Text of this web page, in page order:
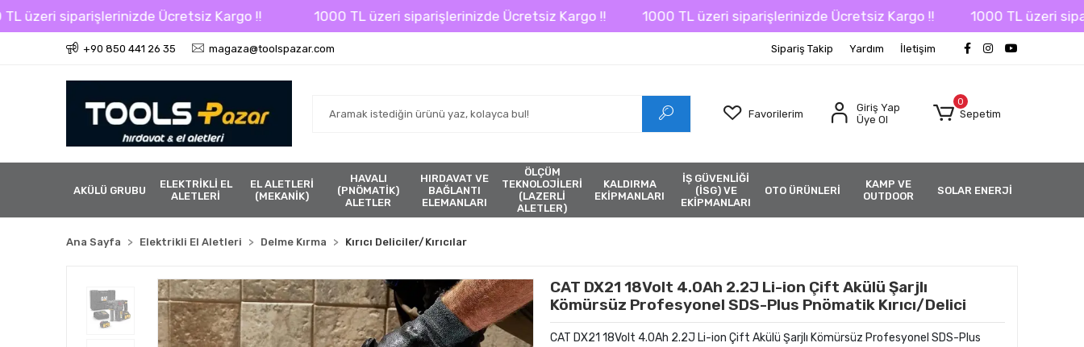
Ücretsiz Kargo !! 1000 TL üzeri siparişlerinizde Ücretsiz Kargo !! 1000 TL üzeri siparişlerinizde Ücretsiz Kargo !! 1000 TL üzeri siparişlerinizde
+90 850 441 26 35 magaza@toolspazar.com Sipariş Takip Yardım İletişim
Favorilerim
Giriş Yap
Üye Ol
0
Sepetim
AKÜLÜ GRUBU
ELEKTRİKLİ EL
ALETLERİ
EL ALETLERİ
(MEKANİK)
HAVALI
(PNÖMATİK)
ALETLER
HIRDAVAT VE
BAĞLANTI
ELEMANLARI
ÖLÇÜM
TEKNOLOJİLERİ
(LAZERLİ
ALETLER)
KALDIRMA
EKİPMANLARI
İŞ GÜVENLİĞİ
(İSG) VE
EKİPMANLARI
OTO ÜRÜNLERİ
KAMP VE
OUTDOOR
SOLAR ENERJİ
Ana Sayfa Elektrikli El Aletleri Delme Kırma Kırıcı Deliciler/Kırıcılar
CAT DX21 18Volt 4.0Ah 2.2J Li-ion Çift Akülü Şarjlı
Kömürsüz Profesyonel SDS-Plus Pnömatik Kırıcı/Delici
CAT DX21 18Volt 4.0Ah 2.2J Li-ion Çift Akülü Şarjlı Kömürsüz Profesyonel SDS-Plus